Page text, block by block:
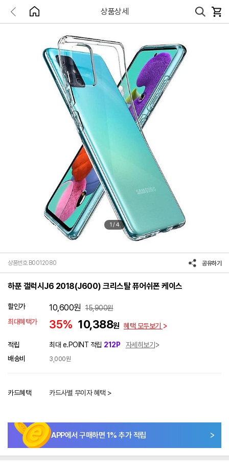
상품상세
1 /4
상품번호 B0012080 공유하기
하푼 갤럭시J6 2018(J600) 크리스탈 퓨어쉬폰 케이스
할인가 10,600원 15,900원
최대혜택가
35% 10,388원 혜택 모두보기
적립 최대 e.POINT 적립 212P
자세히보기
배송비
3,000원
카드혜택 카드사별 무이자 혜택 >
APP에서 구매하면 1% 추가 적립